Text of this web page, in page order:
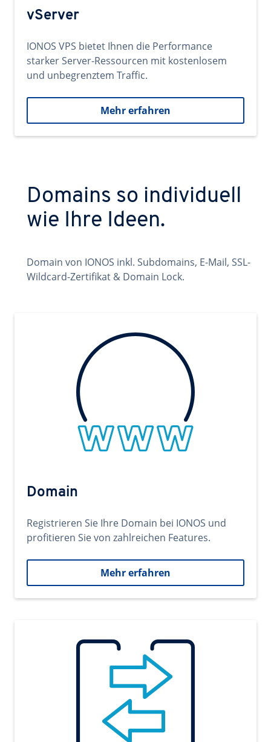
vServer
IONOS VPS bietet Ihnen die Performance
starker Server-Ressourcen mit kostenlosem
und unbegrenztem Traffic.
Mehr erfahren
Domains so individuell
wie Ihre Ideen.
Domain von IONOS inkl. Subdomains, E-Mail, SSL-
Wildcard-Zertifikat & Domain Lock.
Domain
Registrieren Sie Ihre Domain bei IONOS und
profitieren Sie von zahlreichen Features.
Mehr erfahren